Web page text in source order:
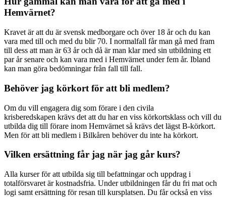
Hemvärnet?
Kravet är att du är svensk medborgare och över 18 år och du kan
vara med till och med du blir 70. I normalfall får man gå med fram
till dess att man är 63 år och då är man klar med sin utbildning ett
par år senare och kan vara med i Hemvärnet under fem år. Ibland
kan man göra bedömningar från fall till fall.
Behöver jag körkort för att bli medlem?
Om du vill engagera dig som förare i den civila
krisberedskapen krävs det att du har en viss körkortsklass och vill du
utbilda dig till förare inom Hemvärnet så krävs det lägst B-körkort.
Men för att bli medlem i Bilkåren behöver du inte ha körkort.
Vilken ersättning får jag när jag går kurs?
Alla kurser för att utbilda sig till befattningar och uppdrag i
totalförsvaret är kostnadsfria. Under utbildningen får du fri mat och
logi samt ersättning för resan till kursplatsen. Du får också en viss